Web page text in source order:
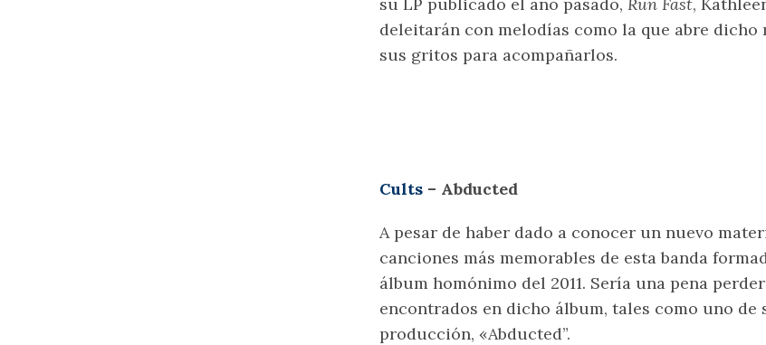
deleitarán con melodías como la que abre dicho
sus gritos para acompañarlos.
Cults – Abducted
A pesar de haber dado a conocer un nuevo
canciones más memorables de esta banda
álbum homónimo del 2011. Sería una pena
encontrados en dicho álbum, tales como uno
producción, «Abducted”.